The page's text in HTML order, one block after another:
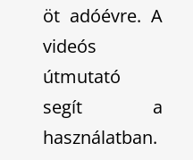
öt adóévre. A
videós
útmutató
segít a
használatban.